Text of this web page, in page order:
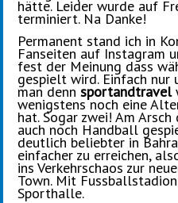
hätte. Leider wurde auf
terminiert. Na Danke!
Permanent stand ich in
Fanseiten auf Instagram
fest der Meinung dass
gespielt wird. Einfach nur
man dennsportandtravel
wenigstens noch eine
hat. Sogar zwei! Am
auch noch Handball
deutlich beliebter in
einfacher zu erreichen,
ins Verkehrschaos zur
Town. Mit
Sporthalle.